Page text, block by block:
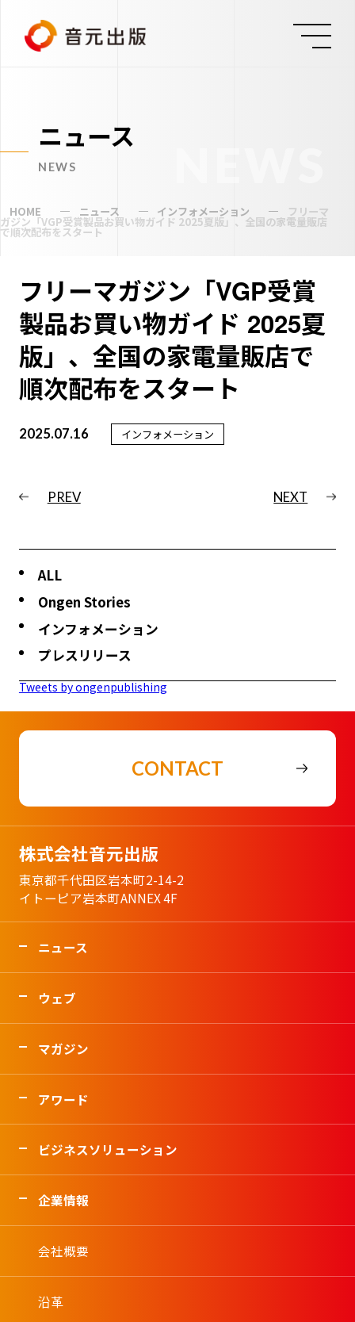
ニュース
NEWS
HOME ニュース インフォメーション フリーマ
ガジン「VGP受賞製品お買い物ガイド 2025夏版」、全国の家電量販店
で順次配布をスタート
フリーマガジン「VGP受賞
製品お買い物ガイド 2025夏
版」、全国の家電量販店で
順次配布をスタート
2025.07.16 インフォメーション
PREV NEXT
ALL
Ongen Stories
インフォメーション
プレスリリース
Tweets by ongenpublishing
CONTACT
株式会社音元出版
東京都千代田区岩本町2-14-2
イトーピア岩本町ANNEX 4F
ニュース
ウェブ
マガジン
アワード
ビジネスソリューション
企業情報
会社概要
沿革